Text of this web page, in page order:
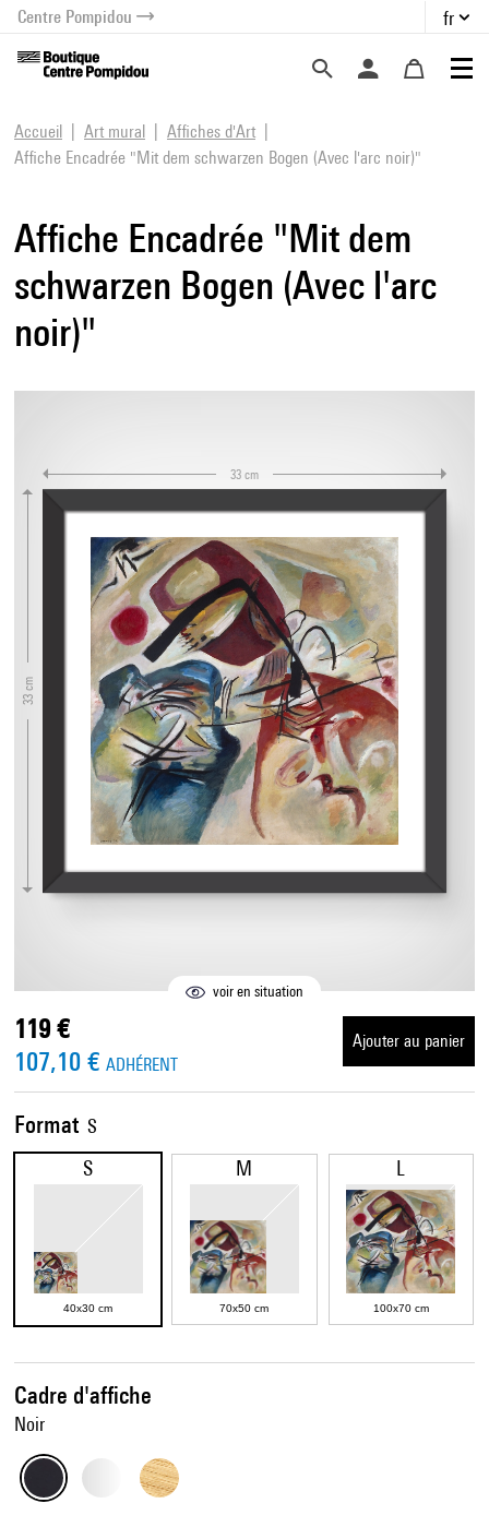
menu
contenu
Centre Pompidou fr
Accueil Art mural
Affiches d'Art
Affiche Encadrée "Mit dem schwarzen Bogen (Avec l'arc noir)"
Affiche Encadrée "Mit dem
schwarzen Bogen (Avec l'arc
noir)"
33 cm
33 cm
voir en situation
Cadre d'affiche
Noir
Format S
S
40x30 cm
M
70x50 cm
L
100x70 cm
119 €
107,10 € ADHÉRENT
Ajouter au panier